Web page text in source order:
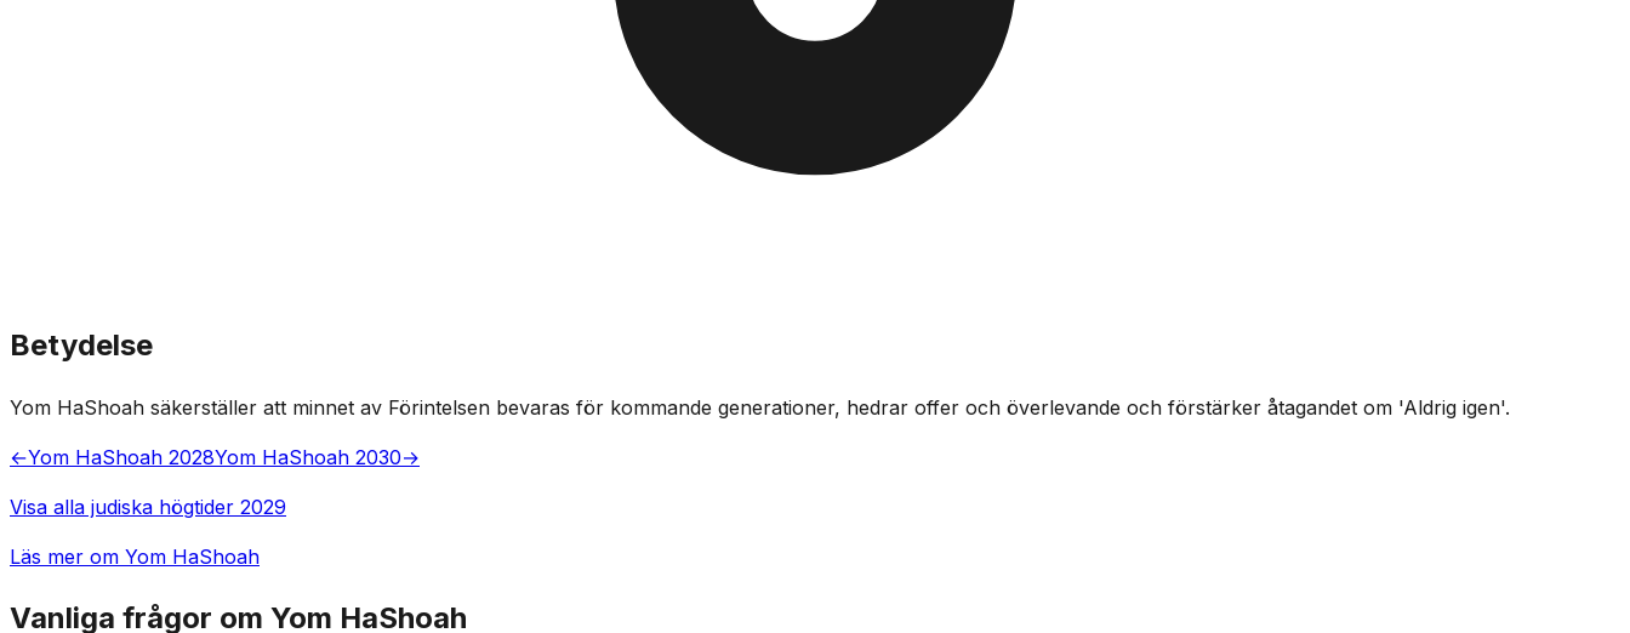
Betydelse
Yom HaShoah säkerställer att minnet av Förintelsen bevaras för kommande generationer, hedrar offer och överlevande och förstärker åtagandet om 'Aldrig igen'.
←Yom HaShoah 2028Yom HaShoah 2030→
Visa alla judiska högtider 2029
Läs mer om Yom HaShoah
Vanliga frågor om Yom HaShoah